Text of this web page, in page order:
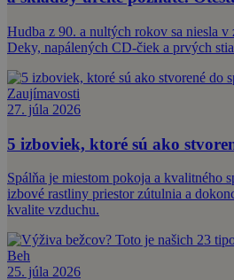
Hudba z 90. a nultých rokov sa niesla
Deky, napálených CD-čiek a prvých
Zaujímavosti
27. júla 2026
5 izboviek, ktoré sú ako
Spálňa je miestom pokoja a kvalitného
izbové rastliny priestor zútulnia a
kvalite vzduchu.
Beh
25. júla 2026